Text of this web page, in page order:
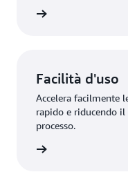
Facilità d'uso
Accelera facilmente
rapido e riducendo
processo.